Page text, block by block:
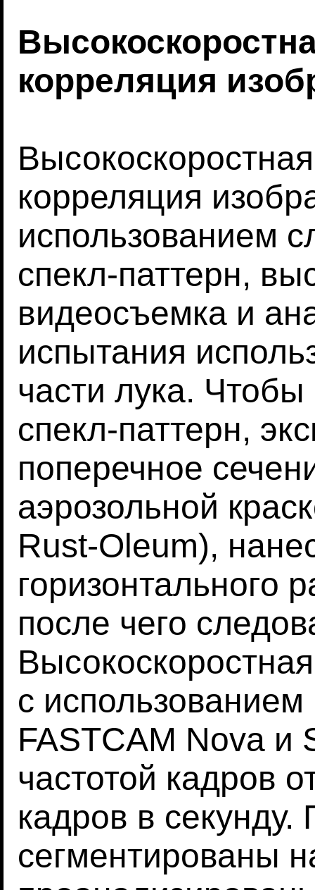
корреляция
корреляция
использованием
спекл-паттерн,
видеосъемка и
испытания
части лука.
спекл-паттерн,
поперечное
аэрозольной
Rust-Oleum),
горизонтального
после чего
с
FASTCAM Nova и
частотой кадров
кадров в
сегментированы